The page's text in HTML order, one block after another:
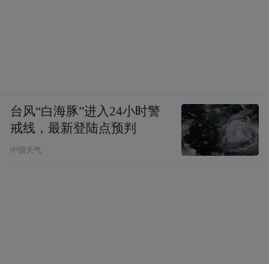
台风“白海豚”进入24小时警
戒线，最新登陆点预判
中国天气